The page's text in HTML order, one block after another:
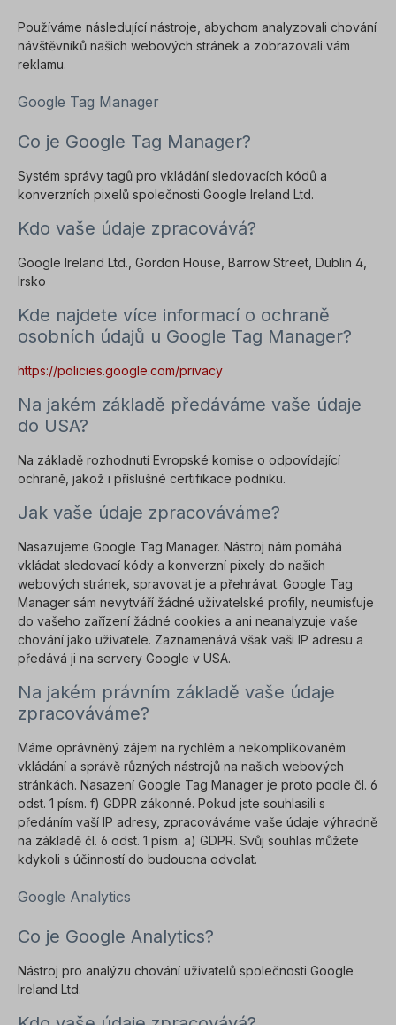
Používáme následující nástroje, abychom analyzovali chování
návštěvníků našich webových stránek a zobrazovali vám
reklamu.
Google Tag Manager
Co je Google Tag Manager?
Systém správy tagů pro vkládání sledovacích kódů a
konverzních pixelů společnosti Google Ireland Ltd.
Kdo vaše údaje zpracovává?
Google Ireland Ltd., Gordon House, Barrow Street, Dublin 4,
Irsko
Kde najdete více informací o ochraně
osobních údajů u Google Tag Manager?
https://policies.google.com/privacy
Na jakém základě předáváme vaše údaje
do USA?
Na základě rozhodnutí Evropské komise o odpovídající
ochraně, jakož i příslušné certifikace podniku.
Jak vaše údaje zpracováváme?
Nasazujeme Google Tag Manager. Nástroj nám pomáhá
vkládat sledovací kódy a konverzní pixely do našich
webových stránek, spravovat je a přehrávat. Google Tag
Manager sám nevytváří žádné uživatelské profily, neumisťuje
do vašeho zařízení žádné cookies a ani neanalyzuje vaše
chování jako uživatele. Zaznamenává však vaši IP adresu a
předává ji na servery Google v USA.
Na jakém právním základě vaše údaje
zpracováváme?
Máme oprávněný zájem na rychlém a nekomplikovaném
vkládání a správě různých nástrojů na našich webových
stránkách. Nasazení Google Tag Manager je proto podle čl. 6
odst. 1 písm. f) GDPR zákonné. Pokud jste souhlasili s
předáním vaší IP adresy, zpracováváme vaše údaje výhradně
na základě čl. 6 odst. 1 písm. a) GDPR. Svůj souhlas můžete
kdykoli s účinností do budoucna odvolat.
Google Analytics
Co je Google Analytics?
Nástroj pro analýzu chování uživatelů společnosti Google
Ireland Ltd.